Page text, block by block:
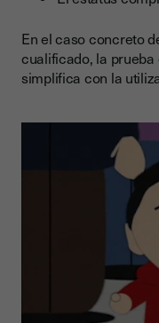
En el caso concreto
cualificado, la
simplifica con la